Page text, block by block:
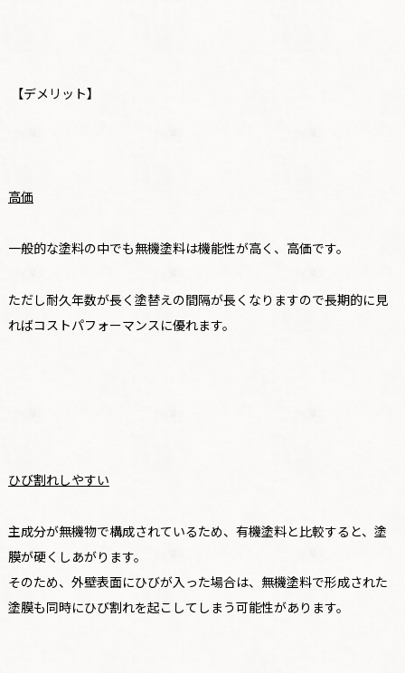
【デメリット】
高価
一般的な塗料の中でも無機塗料は機能性が高く、高価です。
ただし耐久年数が長く塗替えの間隔が長くなりますので長期的に見
ればコストパフォーマンスに優れます。
ひび割れしやすい
主成分が無機物で構成されているため、有機塗料と比較すると、塗
膜が硬くしあがります。
そのため、外壁表面にひびが入った場合は、無機塗料で形成された
塗膜も同時にひび割れを起こしてしまう可能性があります。